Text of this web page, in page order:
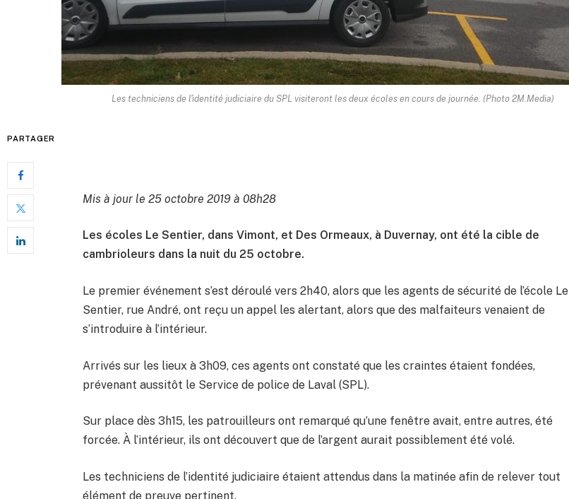
Les techniciens de l'identité judiciaire du SPL visiteront les deux écoles en cours de journée. (Photo 2M.Media)
PARTAGER
Mis à jour le 25 octobre 2019 à 08h28
Les écoles Le Sentier, dans Vimont, et Des Ormeaux, à Duvernay, ont été la cible de
cambrioleurs dans la nuit du 25 octobre.
Le premier événement s’est déroulé vers 2h40, alors que les agents de sécurité de l’école Le
Sentier, rue André, ont reçu un appel les alertant, alors que des malfaiteurs venaient de
s’introduire à l’intérieur.
Arrivés sur les lieux à 3h09, ces agents ont constaté que les craintes étaient fondées,
prévenant aussitôt le Service de police de Laval (SPL).
Sur place dès 3h15, les patrouilleurs ont remarqué qu’une fenêtre avait, entre autres, été
forcée. À l’intérieur, ils ont découvert que de l’argent aurait possiblement été volé.
Les techniciens de l’identité judiciaire étaient attendus dans la matinée afin de relever tout
élément de preuve pertinent.